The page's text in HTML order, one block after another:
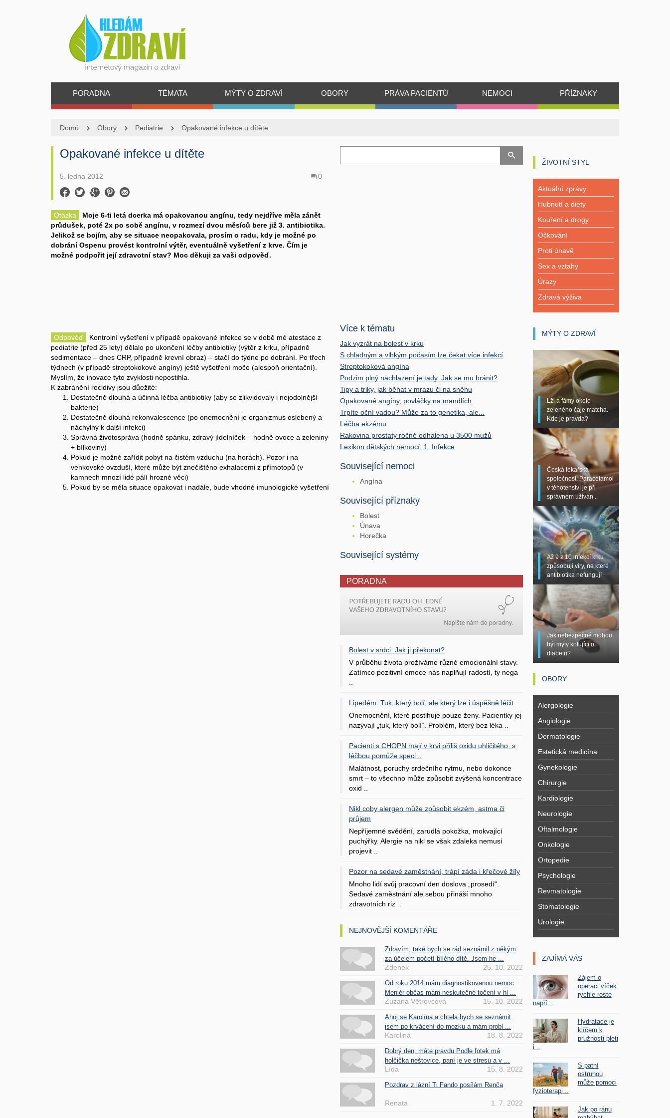
PORADNA TÉMATA MÝTY O ZDRAVÍ OBORY PRÁVA PACIENTŮ NEMOCI PŘÍZNAKY
Domů Obory Pediatrie Opakované infekce u dítěte
Opakované infekce u dítěte
5. ledna 2012 0
Otázka
Moje 6-ti letá dcerka má opakovanou angínu, tedy nejdříve měla zánět
průdušek, poté 2x po sobě angínu, v rozmezí dvou měsíců bere již 3. antibiotika.
Jelikož se bojím, aby se situace neopakovala, prosím o radu, kdy je možné po
dobrání Ospenu provést kontrolní výtěr, eventuálně vyšetření z krve. Čím je
možné podpořit její zdravotní stav? Moc děkuji za vaši odpověď.
Odpověď
Kontrolní vyšetření v případě opakované infekce se v době mé atestace z
pediatrie (před 25 lety) dělalo po ukončení léčby antibiotiky (výtěr z krku, případně
sedimentace – dnes CRP, případně krevní obraz) – stačí do týdne po dobrání. Po třech
týdnech (v případě streptokokové angíny) ještě vyšetření moče (alespoň orientační).
Myslím, že inovace tyto zvyklosti nepostihla.
K zabránění recidivy jsou důežité:
Dostatečně dlouhá a účinná léčba antibiotiky (aby se zlikvidovaly i nejodolnější
bakterie)
Dostatečně dlouhá rekonvalescence (po onemocnění je organizmus oslebený a
náchylný k další infekci)
Správná životospráva (hodně spánku, zdravý jídelníček – hodně ovoce a zeleniny
+ bílkoviny)
Pokud je možné zařídit pobyt na čistém vzduchu (na horách). Pozor i na
venkovské ovzduší, které může být znečištěno exhalacemi z přímotopů (v
kamnech mnozí lidé pálí hrozné věci)
Pokud by se měla situace opakovat i nadále, bude vhodné imunologické vyšetření
Více k tématu
Jak vyzrát na bolest v krku
S chladným a vlhkým počasím lze čekat více infekcí
Streptokoková angína
Podzim plný nachlazení je tady. Jak se mu bránit?
Tipy a triky, jak běhat v mrazu či na sněhu
Opakované angíny, povláčky na mandlích
Trpíte oční vadou? Může za to genetika, ale...
Léčba ekzému
Rakovina prostaty ročně odhalena u 3500 mužů
Lexikon dětských nemocí: 1. Infekce
Související nemoci
Angína
Související příznaky
Bolest
Únava
Horečka
Související systémy
PORADNA
Bolest v srdci: Jak ji překonat?
V průběhu života prožíváme různé emocionální stavy.
Zatímco pozitivní emoce nás naplňují radostí, ty nega
Lipedém: Tuk, který bolí, ale který lze i úspěšně léčit
Onemocnění, které postihuje pouze ženy. Pacientky jej
nazývají „tuk, který bolí“. Problém, který bez léka ..
Pacienti s CHOPN mají v krvi příliš oxidu uhličitého, s
léčbou pomůže speci ..
Malátnost, poruchy srdečního rytmu, nebo dokonce
smrt – to všechno může způsobit zvýšená koncentrace
oxid ..
Nikl coby alergen může způsobit ekzém, astma či
průjem
Nepříjemné svědění, zarudlá pokožka, mokvající
puchýřky. Alergie na nikl se však zdaleka nemusí
projevit ..
Pozor na sedavé zaměstnání, trápí záda i křečové žíly
Mnoho lidí svůj pracovní den doslova „prosedí“.
Sedavé zaměstnání ale sebou přináší mnoho
zdravotních riz ..
NEJNOVĚJŠÍ KOMENTÁŘE
Zdravím, také bych se rád seznámil z někým
za účelem početí bílého dítě. Jsem he ...
Zdenek 25. 10. 2022
Od roku 2014 mám diagnostikovanou nemoc
Meniér občas mám neskutečné točení v hl ...
Zuzana Větrovcová 15. 10. 2022
Ahoj se Karolína a chtela bych se seznámit
jsem po krvácení do mozku a mám probl ...
Karolina 18. 8. 2022
Dobrý den, máte pravdu.Podle fotek má
holčička neštovice, paní je ve stresu a v ...
Lída 15. 8. 2022
Pozdrav z lázní Ti Fando posílám Renča
Renata 1. 7. 2022
ŽIVOTNÍ STYL
Aktuální zprávy
Hubnutí a diety
Kouření a drogy
Očkování
Proti únavě
Sex a vztahy
Úrazy
Zdravá výživa
MÝTY O ZDRAVÍ
Lži a fámy okolo
zeleného čaje matcha.
Kde je pravda?
Česká lékařská
společnost: Paracetamol
v těhotenství je při
správném užíván ..
Až 9 z 10 infekcí krku
způsobují viry, na které
antibiotika nefungují
Jak nebezpečné mohou
být mýty kolující o
diabetu?
OBORY
Alergologie
Angiologie
Dermatologie
Estetická medicína
Gynekologie
Chirurgie
Kardiologie
Neurologie
Oftalmologie
Onkologie
Ortopedie
Psychologie
Revmatologie
Stomatologie
Urologie
ZAJÍMÁ VÁS
Zájem o
operaci víček
rychle roste
napří ..
Hydratace je
klíčem k
pružnosti pleti
i ..
S patní
ostruhou
může pomoci
fyzioterapi ..
Jak po ránu